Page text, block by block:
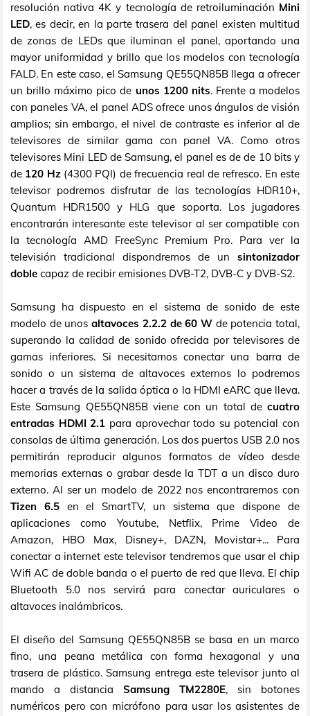
resolución nativa 4K y tecnología de retroiluminación Mini
LED, es decir, en la parte trasera del panel existen multitud
de zonas de LEDs que iluminan el panel, aportando una
mayor uniformidad y brillo que los modelos con tecnología
FALD. En este caso, el Samsung QE55QN85B llega a ofrecer
un brillo máximo pico de unos 1200 nits. Frente a modelos
con paneles VA, el panel ADS ofrece unos ángulos de visión
amplios; sin embargo, el nivel de contraste es inferior al de
televisores de similar gama con panel VA. Como otros
televisores Mini LED de Samsung, el panel es de de 10 bits y
de 120 Hz(4300 PQI) de frecuencia real de refresco. En este
televisor podremos disfrutar de las tecnologías HDR10+,
Quantum HDR1500 y HLG que soporta. Los jugadores
encontrarán interesante este televisor al ser compatible con
la tecnología AMD FreeSync Premium Pro. Para ver la
televisión tradicional dispondremos de un sintonizador
doble capaz de recibir emisiones DVB-T2, DVB-C y DVB-S2.
Samsung ha dispuesto en el sistema de sonido de este
modelo de unosaltavoces 2.2.2 de 60 Wde potencia total,
superando la calidad de sonido ofrecida por televisores de
gamas inferiores. Si necesitamos conectar una barra de
sonido o un sistema de altavoces externos lo podremos
hacer a través de la salida óptica o la HDMI eARC que lleva.
Este Samsung QE55QN85B viene con un total de cuatro
entradas HDMI 2.1 para aprovechar todo su potencial con
consolas de última generación. Los dos puertos USB 2.0 nos
permitirán reproducir algunos formatos de vídeo desde
memorias externas o grabar desde la TDT a un disco duro
externo. Al ser un modelo de 2022 nos encontraremos con
Tizen 6.5en el SmartTV, un sistema que dispone de
aplicaciones como Youtube, Netflix, Prime Video de
Amazon, HBO Max, Disney+, DAZN, Movistar+... Para
conectar a internet este televisor tendremos que usar el chip
Wifi AC de doble banda o el puerto de red que lleva. El chip
Bluetooth 5.0 nos servirá para conectar auriculares o
altavoces inalámbricos.
El diseño del Samsung QE55QN85B se basa en un marco
fino, una peana metálica con forma hexagonal y una
trasera de plástico. Samsung entrega este televisor junto al
mando a distancia Samsung TM2280E, sin botones
numéricos pero con micrófono para usar los asistentes de